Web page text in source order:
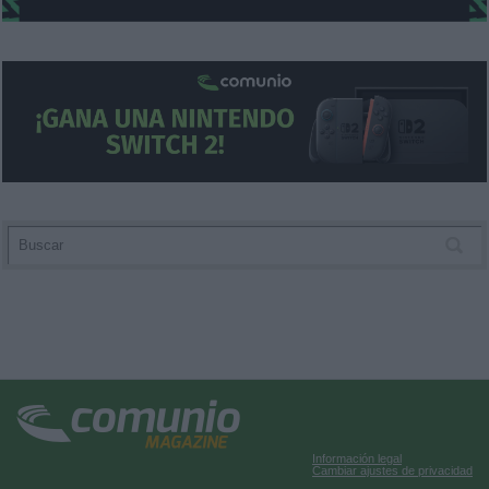
Información legal
Cambiar ajustes de privacidad